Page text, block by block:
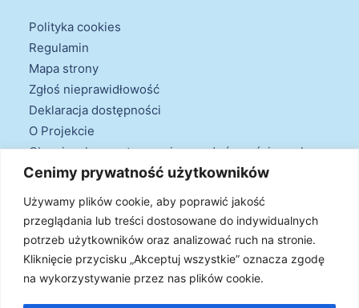
Cenimy prywatność użytkowników
Używamy plików cookie, aby poprawić jakość
przeglądania lub treści dostosowane do indywidualnych
potrzeb użytkowników oraz analizować ruch na stronie.
Kliknięcie przycisku „Akceptuj wszystkie” oznacza zgodę
na wykorzystywanie przez nas plików cookie.
Polityka cookies
Regulamin
Mapa strony
Zgłoś nieprawidłowość
Deklaracja dostępności
O Projekcie
Obowiązek przestrzegania zasad równościowych
oraz warunków podstawowych
Klauzule informacyjne
zastrzeżone